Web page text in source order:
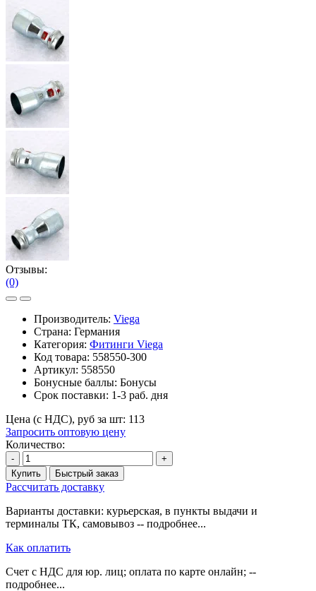
Отзывы:
(0)
Производитель: Viega
Страна: Германия
Категория: Фитинги Viega
Код товара: 558550-300
Артикул: 558550
Бонусные баллы: Бонусы
Срок поставки: 1-3 раб. дня
Цена (с НДС), руб за шт: 113
Запросить оптовую цену
Количество:
-
+
Купить
Быстрый заказ
Рассчитать доставку
Варианты доставки: курьерская, в пункты выдачи и
терминалы ТК, самовывоз -- подробнее...
Как оплатить
Счет с НДС для юр. лиц; оплата по карте онлайн; --
подробнее...